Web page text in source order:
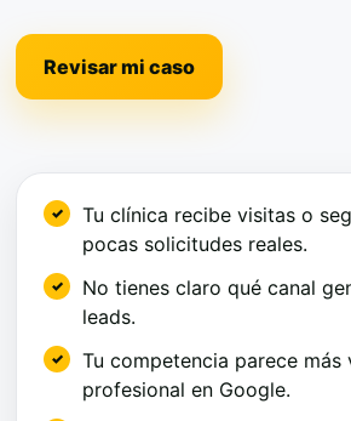
Revisar mi caso
Tu clínica recibe visitas o
pocas solicitudes reales.
No tienes claro qué canal
leads.
Tu competencia parece más
profesional en Google.